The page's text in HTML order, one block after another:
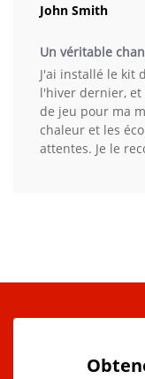
John Smith
Un véritable
J'ai installé le kit
l'hiver dernier,
de jeu pour ma
chaleur et les
attentes. Je le